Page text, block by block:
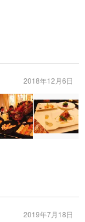
2018年12月6日
2019年7月18日